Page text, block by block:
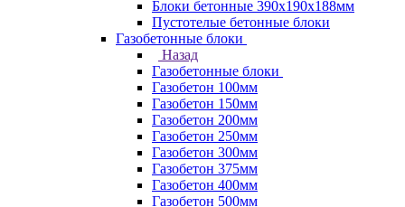
Блоки бетонные 390х190х188мм
Пустотелые бетонные блоки
Газобетонные блоки
Назад
Газобетонные блоки
Газобетон 100мм
Газобетон 150мм
Газобетон 200мм
Газобетон 250мм
Газобетон 300мм
Газобетон 375мм
Газобетон 400мм
Газобетон 500мм